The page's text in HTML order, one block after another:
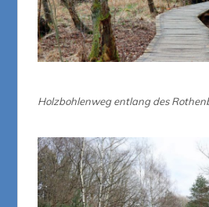
Holzbohlenweg entlang des